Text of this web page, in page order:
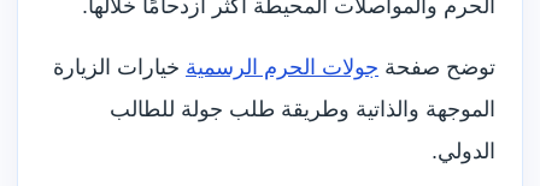
الحرم والمواصلات المحيطة أكثر ازدحامًا خلالها.
توضح صفحة جولات الحرم الرسمية خيارات الزيارة
الموجهة والذاتية وطريقة طلب جولة للطالب
الدولي.